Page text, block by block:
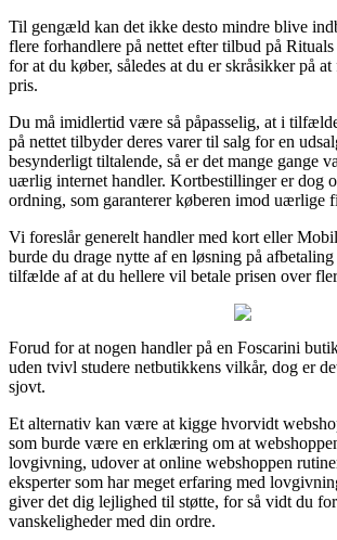
Til gengæld kan det ikke desto mindre blive
flere forhandlere på nettet efter tilbud på
for at du køber, således at du er skråsikker på
pris.
Du må imidlertid være så påpasselig, at i
på nettet tilbyder deres varer til salg for en
besynderligt tiltalende, så er det mange gange
uærlig internet handler. Kortbestillinger er dog
ordning, som garanterer køberen imod uærlige
Vi foreslår generelt handler med kort eller
burde du drage nytte af en løsning på
tilfælde af at du hellere vil betale prisen over
Forud for at nogen handler på en Foscarini
uden tvivl studere netbutikkens vilkår, dog er
sjovt.
Et alternativ kan være at kigge hvorvidt
som burde være en erklæring om at
lovgivning, udover at online webshoppen
eksperter som har meget erfaring med
giver det dig lejlighed til støtte, for så vidt du
vanskeligheder med din ordre.